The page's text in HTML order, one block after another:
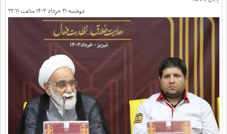
دوشنبه ۲۱ خرداد ۱۴۰۳ ساعت ۲۲:۱۱